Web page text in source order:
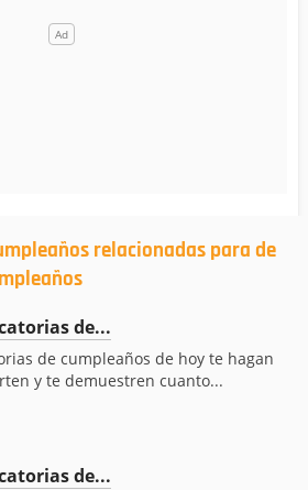
relacionadas para de
de...
de cumpleaños de hoy te hagan
y te demuestren cuanto...
de...